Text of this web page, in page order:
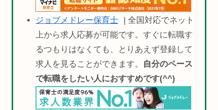
ジョブメドレー保育士
| 全国対応でネット
上から求人応募が可能です。すぐに転職す
るつもりはなくても、とりあえず登録して
求人を見ることができます。 自分のペース
で転職をしたい人におすすめです(^^)